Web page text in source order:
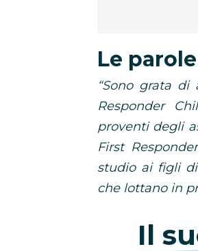
Le
“Sono grata
Responder
proventi degli
First
studio ai figli di
che lottano in
Il